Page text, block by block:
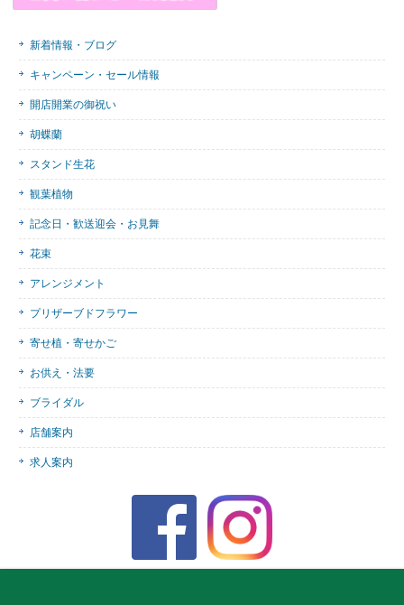
新着情報・ブログ
キャンペーン・セール情報
開店開業の御祝い
胡蝶蘭
スタンド生花
観葉植物
記念日・歓送迎会・お見舞
花束
アレンジメント
プリザーブドフラワー
寄せ植・寄せかご
お供え・法要
ブライダル
店舗案内
求人案内